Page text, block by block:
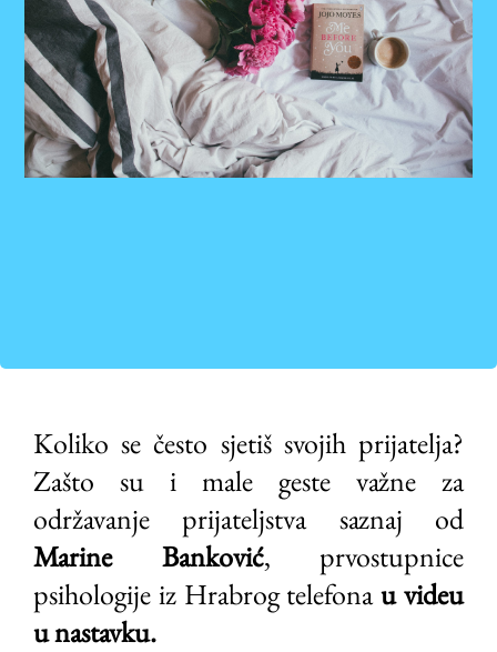
Koliko se često sjetiš svojih prijatelja?
Zašto su i male geste važne za
održavanje prijateljstva saznaj od
Marine Banković, prvostupnice
psihologije iz Hrabrog telefonau videu
u nastavku.